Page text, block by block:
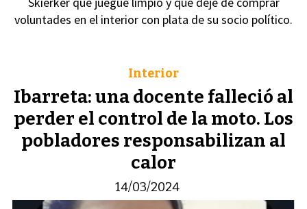
voluntades en el interior con plata de su socio político.
Ibarreta: una docente falleció al
perder el control de la moto. Los
pobladores responsabilizan al
calor
Interior
14/03/2024